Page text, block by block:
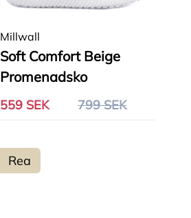
Millwall
Soft Comfort Beige
Promenadsko
559 SEK 799 SEK
Rea